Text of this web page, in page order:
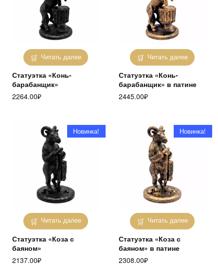
Читать далее
Статуэтка «Конь-
барабанщик»
2264.00₽
Читать далее
Статуэтка «Конь-
барабанщик» в патине
2445.00₽
Читать далее
Новинка!
Статуэтка «Коза с
баяном»
2137.00₽
Читать далее
Новинка!
Статуэтка «Коза с
баяном» в патине
2308.00₽